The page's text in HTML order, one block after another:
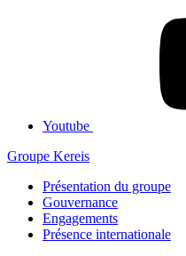
Youtube
Groupe Kereis
Présentation du groupe
Gouvernance
Engagements
Présence internationale